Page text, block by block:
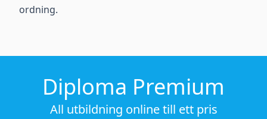
ordning.
Diploma Premium
All utbildning online till ett pris